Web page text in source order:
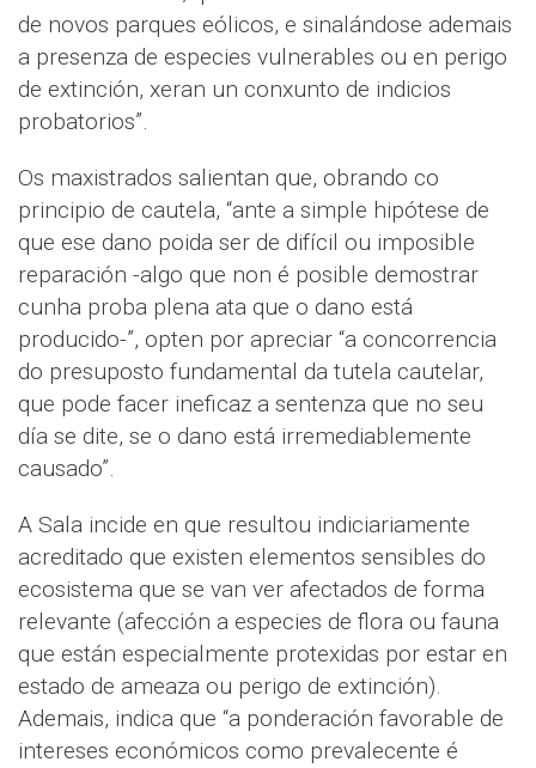
de novos parques eólicos, e sinalándose ademais
a presenza de especies vulnerables ou en perigo
de extinción, xeran un conxunto de indicios
probatorios”.
Os maxistrados salientan que, obrando co
principio de cautela, “ante a simple hipótese de
que ese dano poida ser de difícil ou imposible
reparación -algo que non é posible demostrar
cunha proba plena ata que o dano está
producido-”, opten por apreciar “a concorrencia
do presuposto fundamental da tutela cautelar,
que pode facer ineficaz a sentenza que no seu
día se dite, se o dano está irremediablemente
causado”.
A Sala incide en que resultou indiciariamente
acreditado que existen elementos sensibles do
ecosistema que se van ver afectados de forma
relevante (afección a especies de flora ou fauna
que están especialmente protexidas por estar en
estado de ameaza ou perigo de extinción).
Ademais, indica que “a ponderación favorable de
intereses económicos como prevalecente é